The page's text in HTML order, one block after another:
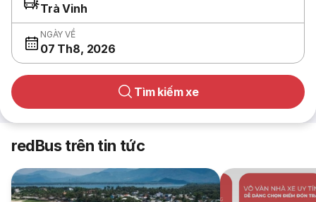
Trà Vinh
NGÀY VỀ
07 Th8, 2026
Tìm kiếm xe
redBus trên tin tức